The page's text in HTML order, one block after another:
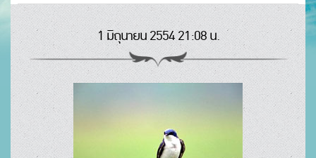
หน้าส่วนตัว
1 มิถุนายน 2554 21:08 น.